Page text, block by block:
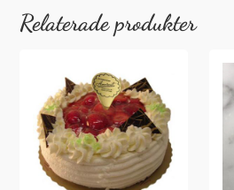
Relaterade produkter